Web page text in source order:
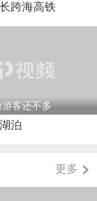
跨海高铁
客还不多
泊
更多